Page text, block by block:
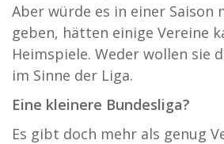
Aber würde es in einer Saison
geben, hätten einige Vereine
Heimspiele. Weder wollen sie
im Sinne der Liga.
Eine kleinere Bundesliga?
Es gibt doch mehr als genug